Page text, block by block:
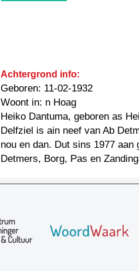
Achtergrond info:
Geboren: 11-02-1932
Woont in: n Hoag
Heiko Dantuma, geboren as
Delfziel is ain neef van Ab
nou en dan. Dut sins 1977 aan
Detmers, Borg, Pas en